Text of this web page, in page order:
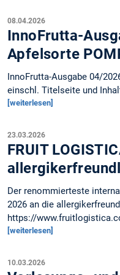
08.04.2026
InnoFrutta-
Apfelsorte
InnoFrutta-Ausgabe 04/
einschl. Titelseite und
[weiterlesen]
23.03.2026
FRUIT
Der renommierteste
2026 an die
https://
[weiterlesen]
10.03.2026